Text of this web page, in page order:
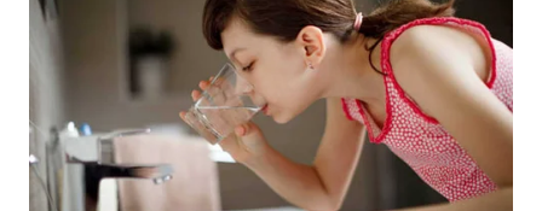
LANGKAT
SELATAN
WN